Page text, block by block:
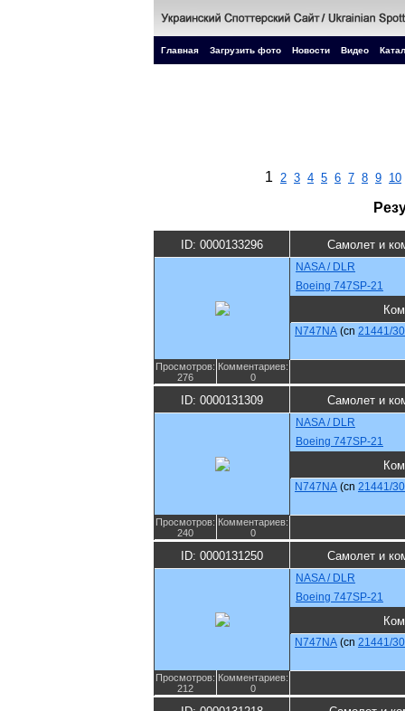
Главная Загрузить фото Новости Видео
1 2 3 4 5 6 7 8 9 10
ID: 0000133296 Самолет и
NASA / DLR
Boeing 747SP-21
N747NA (cn 21441/
Просмотров:
276
Комментариев:
0
ID: 0000131309 Самолет и
NASA / DLR
Boeing 747SP-21
N747NA (cn 21441/
Просмотров:
240
Комментариев:
0
ID: 0000131250 Самолет и
NASA / DLR
Boeing 747SP-21
N747NA (cn 21441/
Просмотров:
212
Комментариев:
0